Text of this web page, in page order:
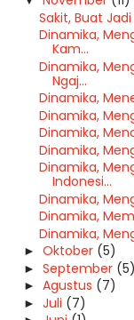
Sakit, Buat
Dinamika,
Kam...
Dinamika,
Ngaj...
Dinamika,
Dinamika,
Dinamika,
Dinamika,
Dinamika,
Indonesi...
Dinamika,
Dinamika,
Dinamika,
► Oktober (5)
► September (5)
► Agustus (7)
► Juli (7)